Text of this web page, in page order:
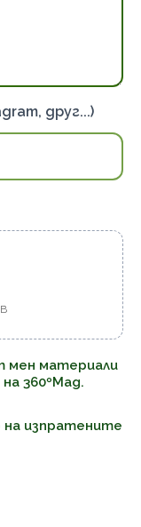
друг...)
мен материали
360ºMag.
изпратените